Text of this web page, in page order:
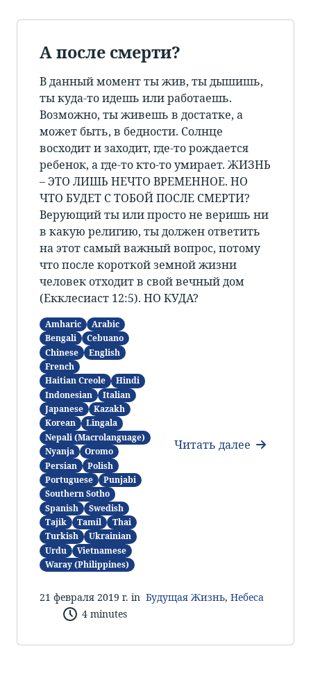
А после смерти?
В данный момент ты жив, ты дышишь,
ты куда-то идешь или работаешь.
Возможно, ты живешь в достатке, а
может быть, в бедности. Солнце
восходит и заходит, где-то рождается
ребенок, а где-то кто-то умирает. ЖИЗНЬ
– ЭТО ЛИШЬ НЕЧТО ВРЕМЕННОЕ. НО
ЧТО БУДЕТ С ТОБОЙ ПОСЛЕ СМЕРТИ?
Верующий ты или просто не веришь ни
в какую религию, ты должен ответить
на этот самый важный вопрос, потому
что после короткой земной жизни
человек отходит в свой вечный дом
(Екклесиаст 12:5). НО КУДА?
Amharic
Arabic
Bengali
Cebuano
Chinese
English
French
Haitian Creole
Hindi
Indonesian
Italian
Japanese
Kazakh
Korean
Lingala
Nepali (Macrolanguage)
Nyanja
Oromo
Persian
Polish
Portuguese
Punjabi
Southern Sotho
Spanish
Swedish
Tajik
Tamil
Thai
Turkish
Ukrainian
Urdu
Vietnamese
Waray (Philippines)
Читать далее
21 февраля 2019 г. in Будущая Жизнь, Небеса
4 minutes